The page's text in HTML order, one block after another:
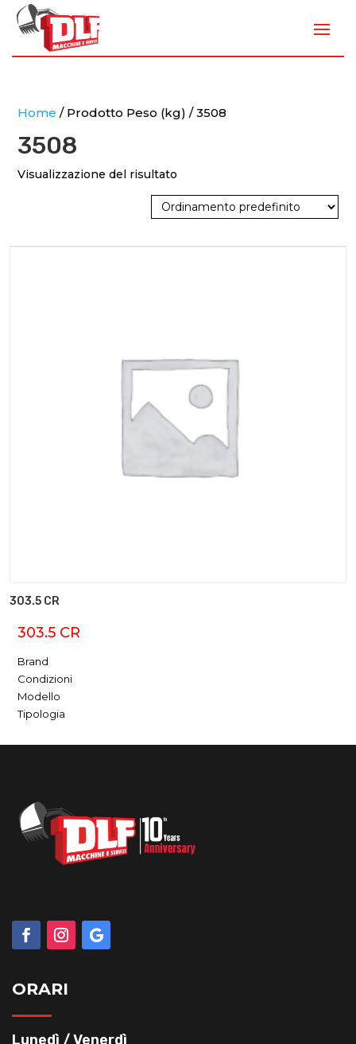
Home / Prodotto Peso (kg) / 3508
3508
Visualizzazione del risultato
303.5 CR
303.5 CR
Brand
Condizioni
Modello
Tipologia
ORARI
Lunedì / Venerdì